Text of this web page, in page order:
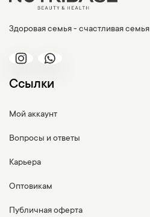
Здоровая семья - счастливая семья
Ссылки
Мой аккаунт
Вопросы и ответы
Карьера
Оптовикам
Публичная оферта